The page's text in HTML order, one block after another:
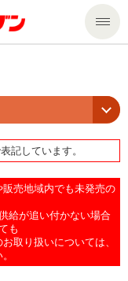
記しています。
売地域内でも未発売の
給が追い付かない場合
も
取り扱いについては、